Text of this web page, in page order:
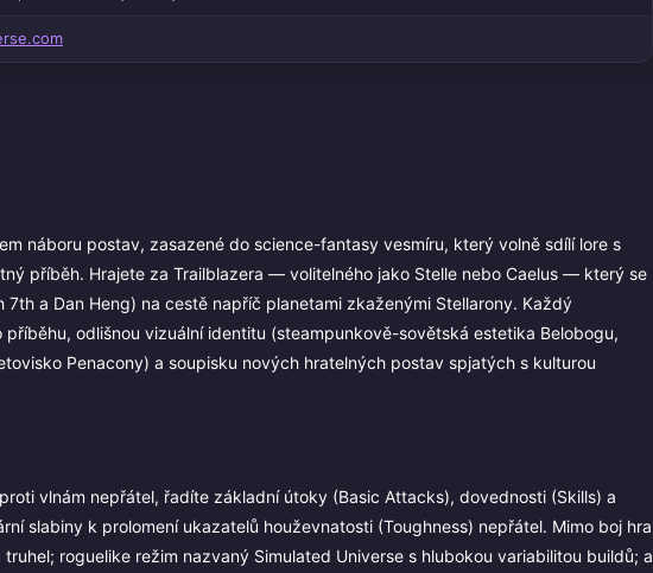
náboru postav, zasazené do science-fantasy vesmíru, který volně sdílí lore s
příběh. Hrajete za Trailblazera — volitelného jako Stelle nebo Caelus — který se
a Dan Heng) na cestě napříč planetami zkaženými Stellarony. Každý
odlišnou vizuální identitu (steampunkově-sovětská estetika Belobogu,
Penacony) a soupisku nových hratelných postav spjatých s kulturou
vlnám nepřátel, řadíte základní útoky (Basic Attacks), dovednosti (Skills) a
slabiny k prolomení ukazatelů houževnatosti (Toughness) nepřátel. Mimo boj hra
roguelike režim nazvaný Simulated Universe s hlubokou variabilitou buildů; a